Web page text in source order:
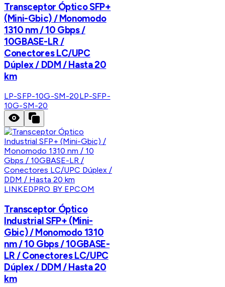
Transceptor Óptico SFP+
(Mini-Gbic) / Monomodo
1310 nm / 10 Gbps /
10GBASE-LR /
Conectores LC/UPC
Dúplex / DDM / Hasta 20
km
LP-SFP-10G-SM-20LP-SFP-
10G-SM-20
LINKEDPRO BY EPCOM
Transceptor Óptico
Industrial SFP+ (Mini-
Gbic) / Monomodo 1310
nm / 10 Gbps / 10GBASE-
LR / Conectores LC/UPC
Dúplex / DDM / Hasta 20
km